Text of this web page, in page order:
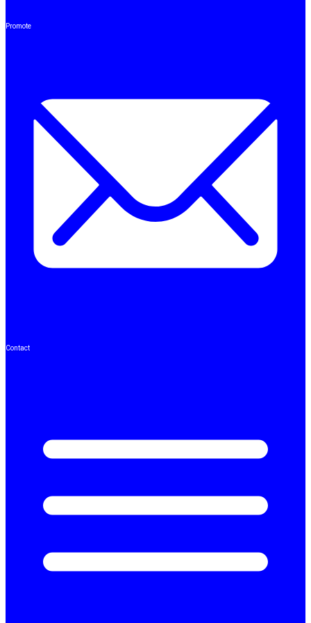
Promote
Contact